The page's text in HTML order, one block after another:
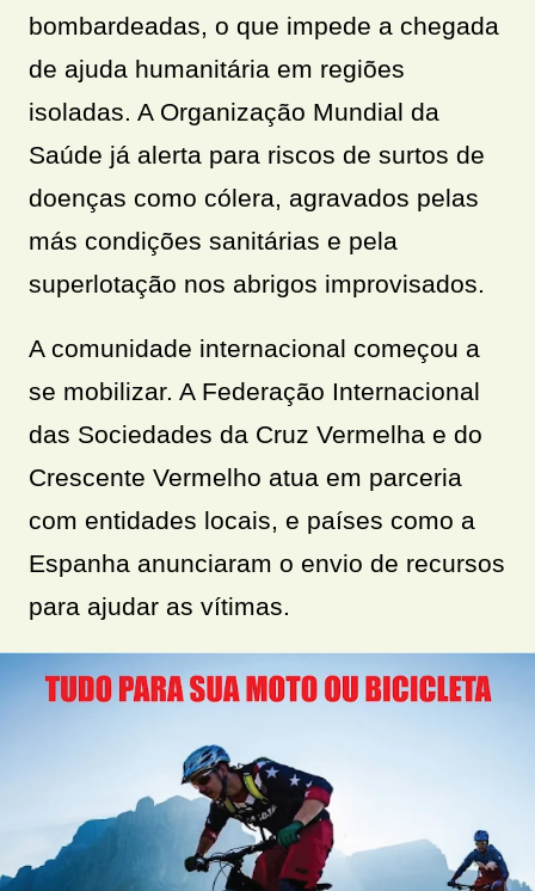
bombardeadas, o que impede a chegada
de ajuda humanitária em regiões
isoladas. A Organização Mundial da
Saúde já alerta para riscos de surtos de
doenças como cólera, agravados pelas
más condições sanitárias e pela
superlotação nos abrigos improvisados.
A comunidade internacional começou a
se mobilizar. A Federação Internacional
das Sociedades da Cruz Vermelha e do
Crescente Vermelho atua em parceria
com entidades locais, e países como a
Espanha anunciaram o envio de recursos
para ajudar as vítimas.